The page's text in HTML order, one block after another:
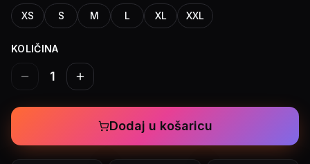
XS S M L XL XXL
KOLIČINA
1
Dodaj u košaricu